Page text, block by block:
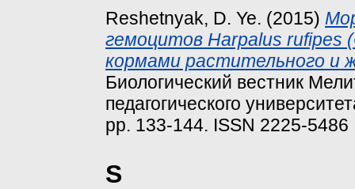
Reshetnyak, D. Ye. (2015)
гемоцитов Harpalus rufipes
кормами растительного и
Биологический вестник
педагогического
pp. 133-144. ISSN 2225-5486
S